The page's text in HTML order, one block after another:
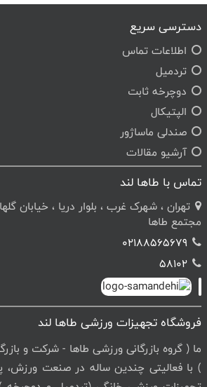
دسترسی سریع
اطلاعات تماس
تردمیل
دوچرخه ثابت
الپتیکال
صندلی ماساژور
آرشیو مقالات
تماس با طاها لند
مجتمع طاها
02188565679
58102
فروشگاه تجهیزات ورزشی طاها لند
ما ( گروه بازرگانی ورزشی طاها - شرکت و
) با فعالیتی چندین ساله در صنعت